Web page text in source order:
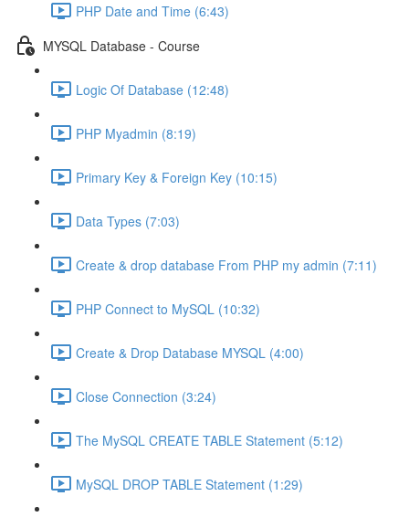
PHP Date and Time (6:43)
MYSQL Database - Course
Logic Of Database (12:48)
PHP Myadmin (8:19)
Primary Key & Foreign Key (10:15)
Data Types (7:03)
Create & drop database From PHP my admin (7:11)
PHP Connect to MySQL (10:32)
Create & Drop Database MYSQL (4:00)
Close Connection (3:24)
The MySQL CREATE TABLE Statement (5:12)
MySQL DROP TABLE Statement (1:29)